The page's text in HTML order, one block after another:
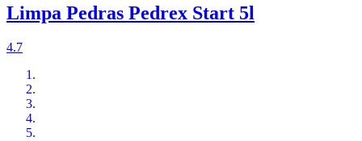
Limpa Pedras Pedrex Start 5l
4.7